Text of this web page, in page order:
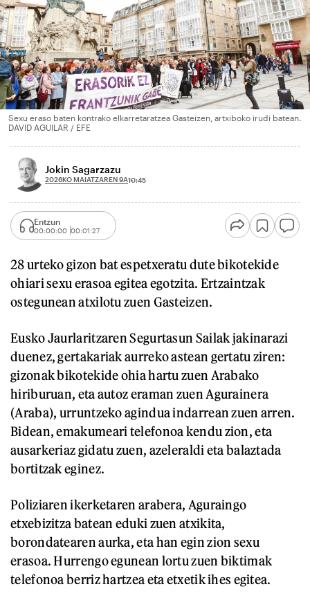
Sexu eraso baten kontrako elkarretaratzea Gasteizen, artxiboko irudi batean.
DAVID AGUILAR / EFE
Jokin Sagarzazu
2026KO MAIATZAREN 9A10:45
Entzun
00:00:00 00:01:27
28 urteko gizon bat espetxeratu dute bikotekide
ohiari sexu erasoa egitea egotzita. Ertzaintzak
ostegunean atxilotu zuen Gasteizen.
Eusko Jaurlaritzaren Segurtasun Sailak jakinarazi
duenez, gertakariak aurreko astean gertatu ziren:
gizonak bikotekide ohia hartu zuen Arabako
hiriburuan, eta autoz eraman zuen Agurainera
(Araba), urruntzeko agindua indarrean zuen arren.
Bidean, emakumeari telefonoa kendu zion, eta
ausarkeriaz gidatu zuen, azeleraldi eta balaztada
bortitzak eginez.
Poliziaren ikerketaren arabera, Aguraingo
etxebizitza batean eduki zuen atxikita,
borondatearen aurka, eta han egin zion sexu
erasoa. Hurrengo egunean lortu zuen biktimak
telefonoa berriz hartzea eta etxetik ihes egitea.